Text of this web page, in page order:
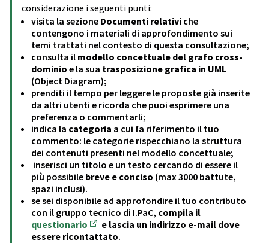
considerazione i seguenti punti:
visita la sezione Documenti relativi che
contengono i materiali di approfondimento sui
temi trattati nel contesto di questa consultazione;
consulta il modello concettuale del grafo cross-
dominio e la sua trasposizione grafica in UML
(Object Diagram);
prenditi il tempo per leggere le proposte già inserite
da altri utenti e ricorda che puoi esprimere una
preferenza o commentarli;
indica la categoria a cui fa riferimento il tuo
commento: le categorie rispecchiano la struttura
dei contenuti presenti nel modello concettuale;
inserisci un titolo e un testo cercando di essere il
più possibile breve e conciso (max 3000 battute,
spazi inclusi).
se sei disponibile ad approfondire il tuo contributo
con il gruppo tecnico di I.PaC, compila il
questionario
(Opens in new tab)
e lascia un indirizzo e-mail dove
essere ricontattato.